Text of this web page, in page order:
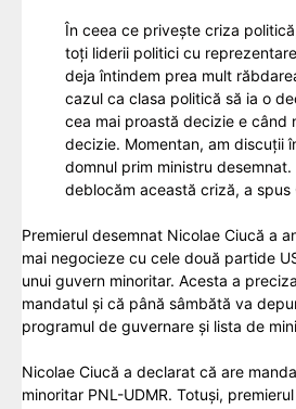
În ceea ce priveşte criza
toţi liderii politici cu
deja întindem prea mult
cazul ca clasa politică să ia o
cea mai proastă decizie e când
decizie. Momentan, am discuţii
domnul prim ministru
deblocăm această criză, a spus
Premierul desemnat Nicolae Ciucă a
mai negocieze cu cele două partide
unui guvern minoritar. Acesta a
mandatul și că până sâmbătă va
programul de guvernare și lista de
Nicolae Ciucă a declarat că are
minoritar PNL-UDMR. Totuși,